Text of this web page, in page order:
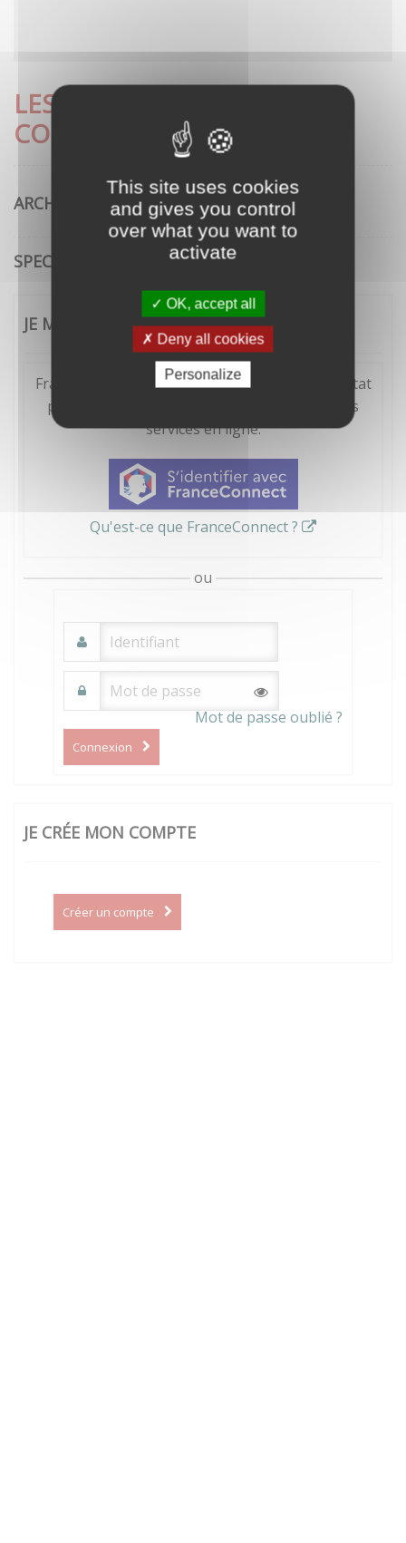
This site uses cookies
and gives you control
over what you want to
activate
OK, accept all
Deny all cookies
Personalize
LES DÉMARCHES LES PLUS
CONSULTÉES
ARCHITECTURE
SPECTACLE VIVANT
JE ME CONNECTE
FranceConnect est la solution proposée par l'Etat
pour sécuriser et simplifier la connexion à vos
services en ligne.
Qu'est-ce que FranceConnect ?
ou
Mot de passe oublié ?
Connexion
JE CRÉE MON COMPTE
Créer un compte